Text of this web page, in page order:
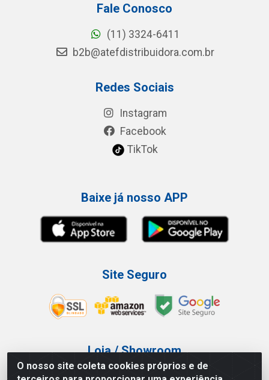
O nosso site coleta cookies próprios e de
Fale Conosco
(11) 3324-6411
b2b@atefdistribuidora.com.br
Redes Sociais
Instagram
Facebook
TikTok
Baixe já nosso APP
Site Seguro
Loja / Showroom
Tel.: (11) 3227-0546